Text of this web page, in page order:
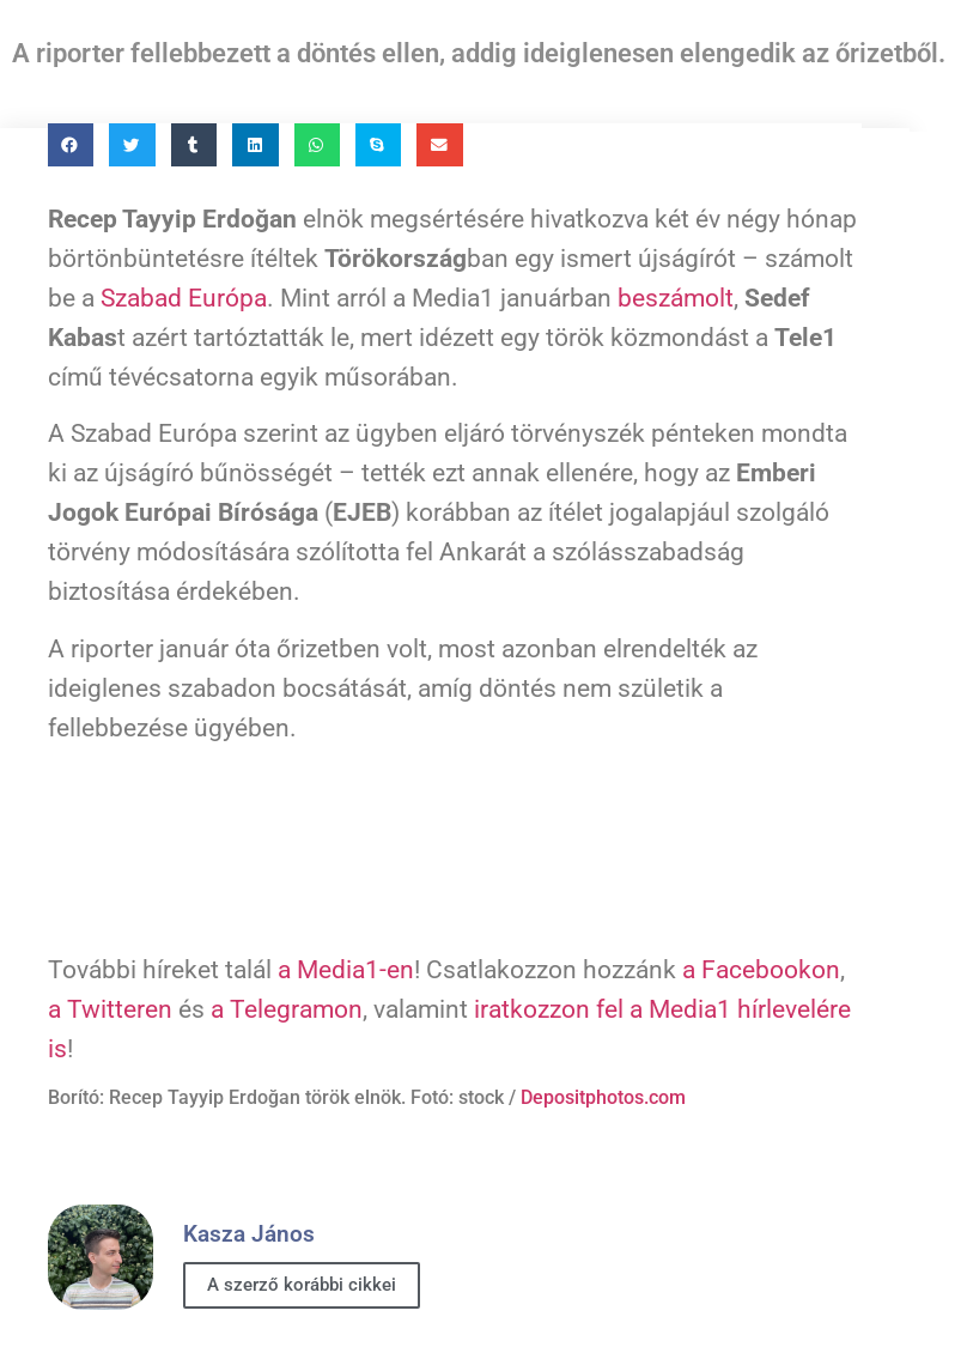
A riporter fellebbezett a döntés ellen, addig ideiglenesen elengedik az őrizetből.
Recep Tayyip Erdoğan elnök megsértésére hivatkozva két év négy hónap
börtönbüntetésre ítéltek Törökországban egy ismert újságírót – számolt
be a Szabad Európa. Mint arról a Media1 januárban beszámolt, Sedef
Kabast azért tartóztatták le, mert idézett egy török közmondást a Tele1
című tévécsatorna egyik műsorában.
A Szabad Európa szerint az ügyben eljáró törvényszék pénteken mondta
ki az újságíró bűnösségét – tették ezt annak ellenére, hogy az Emberi
Jogok Európai Bírósága ( EJEB) korábban az ítélet jogalapjául szolgáló
törvény módosítására szólította fel Ankarát a szólásszabadság
biztosítása érdekében.
A riporter január óta őrizetben volt, most azonban elrendelték az
ideiglenes szabadon bocsátását, amíg döntés nem születik a
fellebbezése ügyében.
További híreket talál a Media1-en! Csatlakozzon hozzánk a Facebookon,
a Twitteren és a Telegramon, valamint iratkozzon fel a Media1 hírlevelére
is!
Borító: Recep Tayyip Erdoğan török elnök. Fotó: stock / Depositphotos.com
Kasza János
A szerző korábbi cikkei